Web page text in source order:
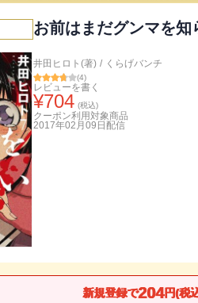
お前はまだグンマを
井田ヒロト(著) / くらげバンチ
(4)
レビューを書く
¥704 (税込)
クーポン利用対象商品
2017年02月09日 配信
新規登録で204円(税